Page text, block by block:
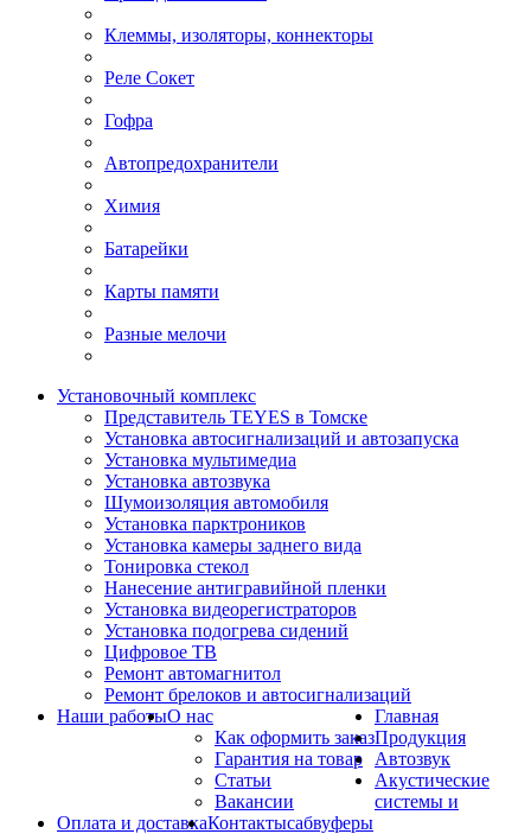
Клеммы, изоляторы, коннекторы
Реле Сокет
Гофра
Автопредохранители
Химия
Батарейки
Карты памяти
Разные мелочи
Установочный комплекс
Представитель TEYES в Томске
Установка автосигнализаций и автозапуска
Установка мультимедиа
Установка автозвука
Шумоизоляция автомобиля
Установка парктроников
Установка камеры заднего вида
Тонировка стекол
Нанесение антигравийной пленки
Установка видеорегистраторов
Установка подогрева сидений
Цифровое ТВ
Ремонт автомагнитол
Ремонт брелоков и автосигнализаций
Наши работыО нас
Как оформить заказ
Гарантия на товар
Статьи
Вакансии
Оплата и доставкаКонтакты
Главная
Продукция
Автозвук
Акустические
системы и
сабвуферы